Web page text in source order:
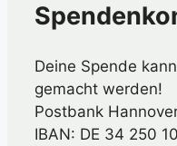
Deine Spende
gemacht werden!
Postbank
IBAN: DE 34 250